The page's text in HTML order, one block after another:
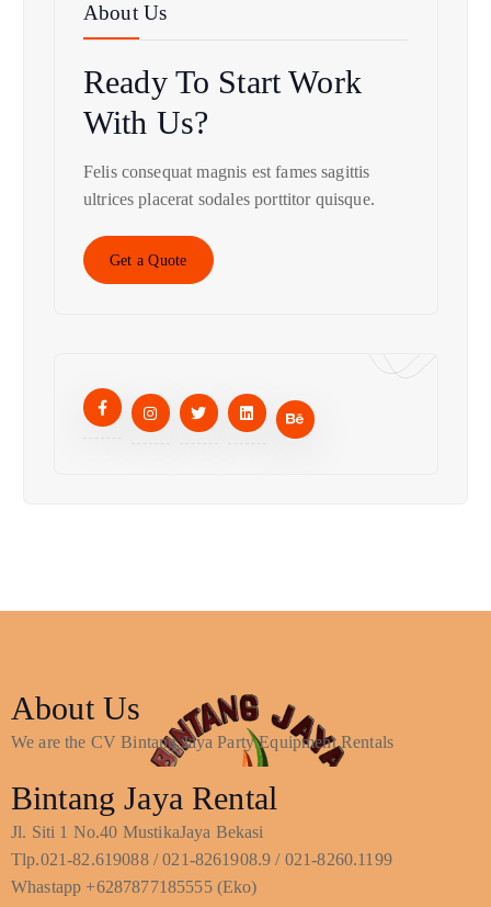
About Us
Ready To StartWork
With Us?
Felis consequat magnis est fames sagittis
ultrices placerat sodales porttitor quisque.
Get a Quote
About Us
We are the CV Bintang Jaya Party Equipment Rentals
Bintang Jaya Rental
Jl. Siti 1 No.40 MustikaJaya Bekasi
Tlp.021-82.619088 / 021-8261908.9 / 021-8260.1199
Whastapp +6287877185555 (Eko)